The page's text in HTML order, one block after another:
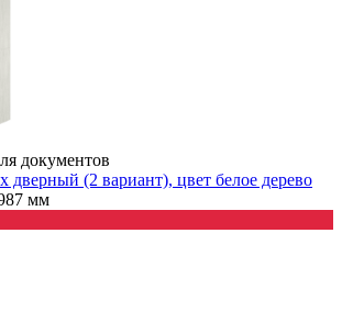
документов
(2 вариант), цвет белое дерево
мм